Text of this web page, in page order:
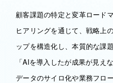
顧客課題の特定と変革ロード
ヒアリングを通じて、戦略上
ップを構造化し、本質的な課
「AIを導入したが成果が見え
データのサイロ化や業務フロ